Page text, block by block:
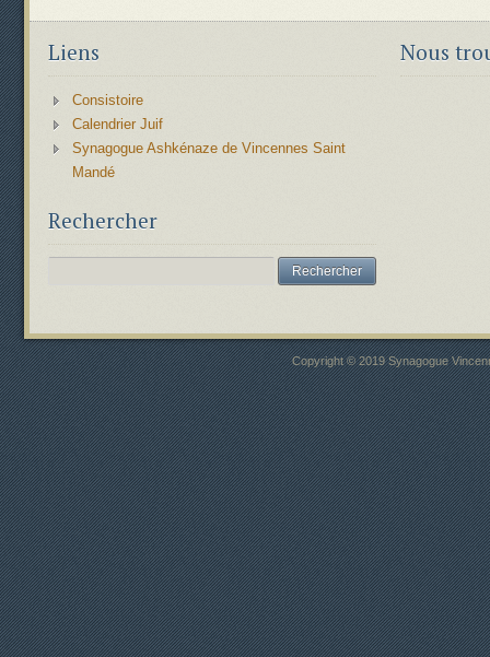
Liens
Consistoire
Calendrier Juif
Synagogue Ashkénaze de Vincennes Saint
Mandé
Rechercher
Nous
Copyright © 2019 Synagogue